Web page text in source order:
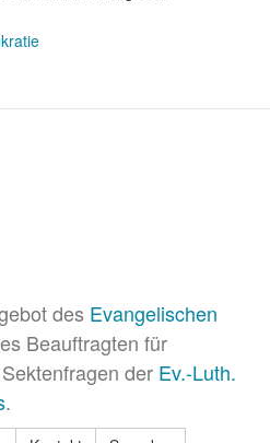
des Evangelischen
Beauftragten für
der Ev.-Luth.
.